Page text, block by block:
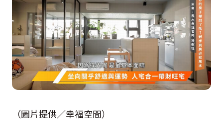
（圖片提供／幸福空間）